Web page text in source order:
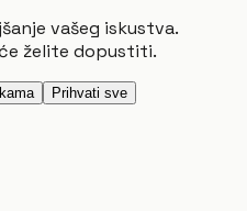
vašeg iskustva.
želite dopustiti.
Prihvati sve